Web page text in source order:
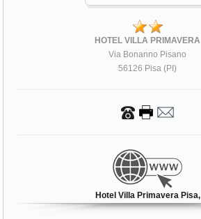
HOTEL VILLA PRIMAVERA
Via Bonanno Pisano
56126 Pisa (PI)
Hotel Villa Primavera Pisa,